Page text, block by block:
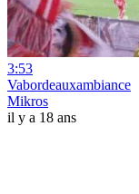
3:53
Vabordeauxambiance
Mikros
il y a 18 ans